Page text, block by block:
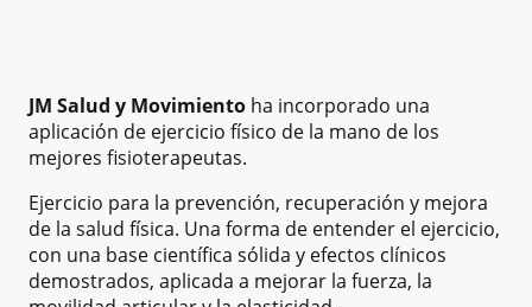
JM Salud y Movimiento ha incorporado una
aplicación de ejercicio físico de la mano de los
mejores fisioterapeutas.
Ejercicio para la prevención, recuperación y mejora
de la salud física. Una forma de entender el ejercicio,
con una base científica sólida y efectos clínicos
demostrados, aplicada a mejorar la fuerza, la